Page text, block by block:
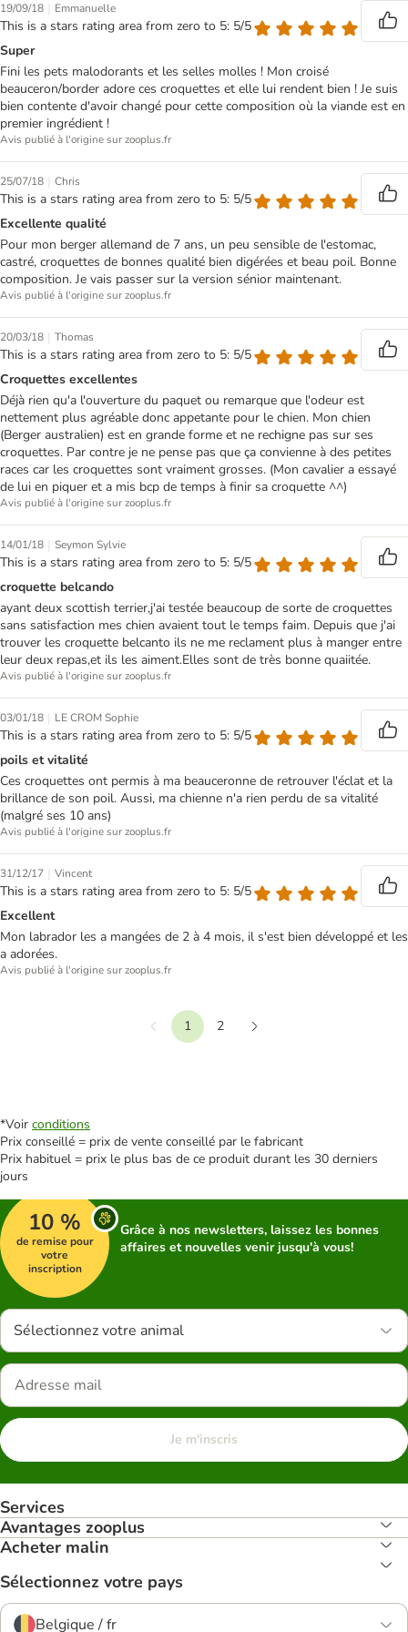
19/09/18 | Emmanuelle
This is a stars rating area from zero to 5: 5/5
Super
Fini les pets malodorants et les selles molles ! Mon croisé
beauceron/border adore ces croquettes et elle lui rendent bien ! Je suis
bien contente d'avoir changé pour cette composition où la viande est en
premier ingrédient !
Avis publié à l'origine sur zooplus.fr
25/07/18 | Chris
This is a stars rating area from zero to 5: 5/5
Excellente qualité
Pour mon berger allemand de 7 ans, un peu sensible de l'estomac,
castré, croquettes de bonnes qualité bien digérées et beau poil. Bonne
composition. Je vais passer sur la version sénior maintenant.
Avis publié à l'origine sur zooplus.fr
20/03/18 | Thomas
This is a stars rating area from zero to 5: 5/5
Croquettes excellentes
Déjà rien qu'a l'ouverture du paquet ou remarque que l'odeur est
nettement plus agréable donc appetante pour le chien. Mon chien
(Berger australien) est en grande forme et ne rechigne pas sur ses
croquettes. Par contre je ne pense pas que ça convienne à des petites
races car les croquettes sont vraiment grosses. (Mon cavalier a essayé
de lui en piquer et a mis bcp de temps à finir sa croquette ^^)
Avis publié à l'origine sur zooplus.fr
14/01/18 | Seymon Sylvie
This is a stars rating area from zero to 5: 5/5
croquette belcando
ayant deux scottish terrier,j'ai testée beaucoup de sorte de croquettes
sans satisfaction mes chien avaient tout le temps faim. Depuis que j'ai
trouver les croquette belcanto ils ne me reclament plus à manger entre
leur deux repas,et ils les aiment.Elles sont de très bonne quaiitée.
Avis publié à l'origine sur zooplus.fr
03/01/18 | LE CROM Sophie
This is a stars rating area from zero to 5: 5/5
poils et vitalité
Ces croquettes ont permis à ma beauceronne de retrouver l'éclat et la
brillance de son poil. Aussi, ma chienne n'a rien perdu de sa vitalité
(malgré ses 10 ans)
Avis publié à l'origine sur zooplus.fr
31/12/17 | Vincent
This is a stars rating area from zero to 5: 5/5
Excellent
Mon labrador les a mangées de 2 à 4 mois, il s'est bien développé et les
a adorées.
Avis publié à l'origine sur zooplus.fr
Précédent
1
2
*Voir conditions
Prix conseillé = prix de vente conseillé par le fabricant
Prix habituel = prix le plus bas de ce produit durant les 30 derniers
jours
10 %
de remise pour
votre
inscription
Grâce à nos newsletters, laissez les bonnes
affaires et nouvelles venir jusqu'à vous!
Sélectionnez votre animal
Je m'inscris
Services
Avantages zooplus
Acheter malin
Sélectionnez votre pays
Belgique / fr